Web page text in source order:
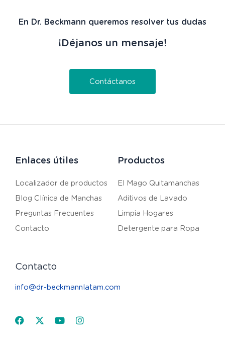
En Dr. Beckmann queremos resolver tus dudas
¡Déjanos un mensaje!
Contáctanos
Enlaces útiles
Localizador de productos
Blog Clínica de Manchas
Preguntas Frecuentes
Contacto
Productos
El Mago Quitamanchas
Aditivos de Lavado
Limpia Hogares
Detergente para Ropa
Contacto
info@dr-beckmannlatam.com
Facebook
X-
YoutubeInstagram